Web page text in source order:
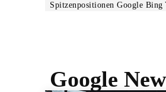
Spitzenpositionen Google Bing
Google